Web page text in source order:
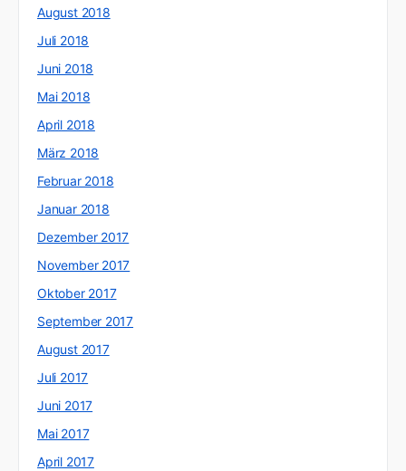
August 2018
Juli 2018
Juni 2018
Mai 2018
April 2018
März 2018
Februar 2018
Januar 2018
Dezember 2017
November 2017
Oktober 2017
September 2017
August 2017
Juli 2017
Juni 2017
Mai 2017
April 2017